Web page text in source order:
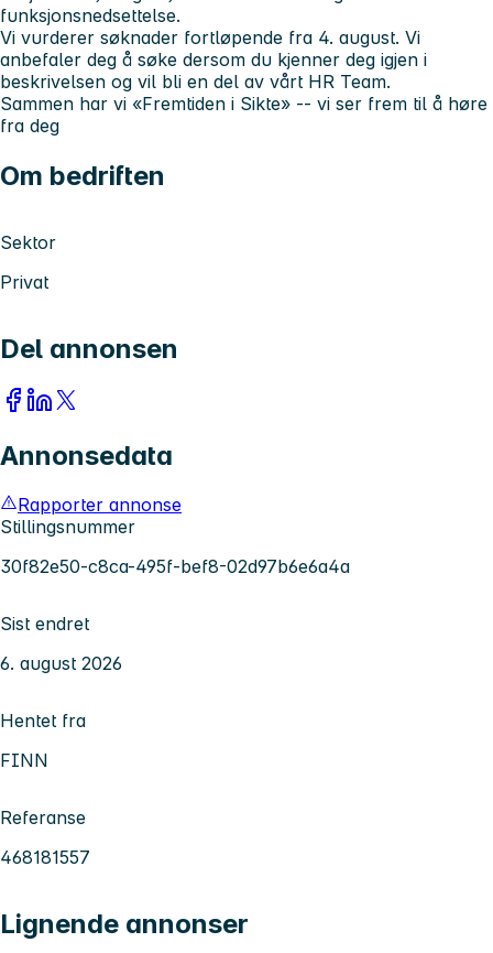
funksjonsnedsettelse.
Vi vurderer søknader fortløpende fra 4. august. Vi
anbefaler deg å søke dersom du kjenner deg igjen i
beskrivelsen og vil bli en del av vårt HR Team.
Sammen har vi «Fremtiden i Sikte» -- vi ser frem til å høre
fra deg
Om bedriften
Sektor
Privat
Del annonsen
Annonsedata
Rapporter annonse
Stillingsnummer
30f82e50-c8ca-495f-bef8-02d97b6e6a4a
Sist endret
6. august 2026
Hentet fra
FINN
Referanse
468181557
Lignende annonser